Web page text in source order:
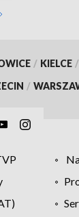
/ KIELCE /
/